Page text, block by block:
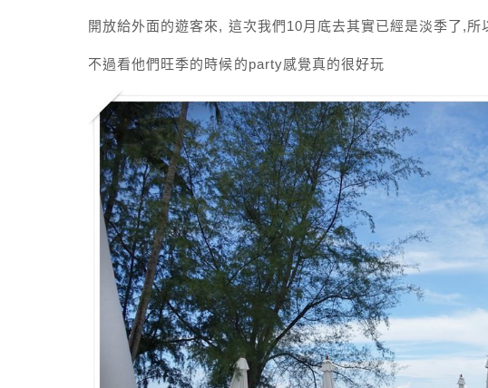
開放給外面的遊客來, 這次我們10月底去其實已經是淡季了,
不過看他們旺季的時候的party感覺真的很好玩